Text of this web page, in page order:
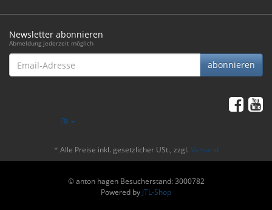
Newsletter abonnieren
Abmeldung jederzeit möglich
Email-
Adresse
abonnieren
* Alle Preise inkl. gesetzlicher USt., zzgl. Versand
© anton hagenBesucherstand: 3000782
Powered by JTL-Shop